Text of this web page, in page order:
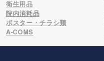
衛生用品
院内消耗品
ポスター・チラシ類
A-COMS